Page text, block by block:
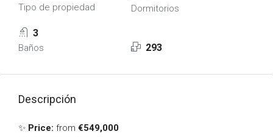
Tipo de propiedad Dormitorios
3
Baños 293
Descripción
✨ Price: from €549,000